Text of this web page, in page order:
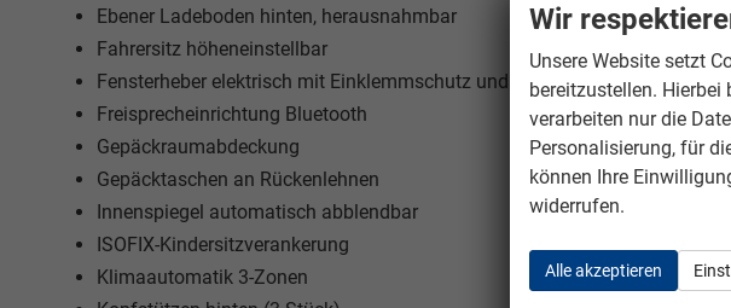
Ebener Ladeboden hinten, herausnahmbar
Fahrersitz höheneinstellbar
Fensterheber elektrisch mit Einklemmschutz und One-Touch-Funktion
Freisprecheinrichtung Bluetooth
Gepäckraumabdeckung
Gepäcktaschen an Rückenlehnen
Innenspiegel automatisch abblendbar
ISOFIX-Kindersitzverankerung
Klimaautomatik 3-Zonen
Wir
Unsere Website setzt
bereitzustellen.
verarbeiten nur die
Personalisierung, für
können Ihre
widerrufen.
Alle akzeptieren